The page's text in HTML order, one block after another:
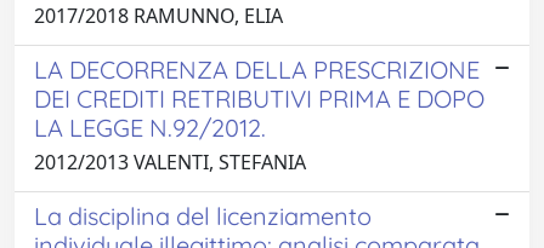
2017/2018 RAMUNNO, ELIA
LA DECORRENZA DELLA PRESCRIZIONE
DEI CREDITI RETRIBUTIVI PRIMA E DOPO
LA LEGGE N.92/2012.
2012/2013 VALENTI, STEFANIA
La disciplina del licenziamento